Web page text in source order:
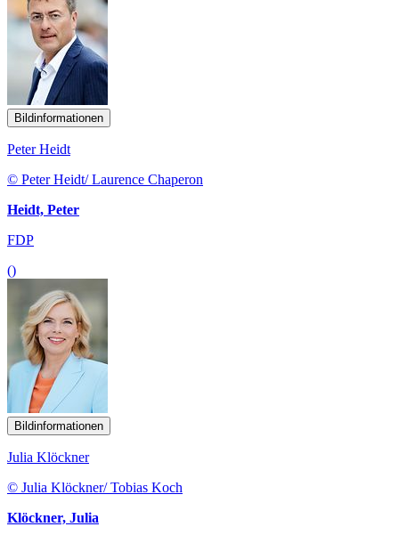
Bildinformationen
Peter Heidt
© Peter Heidt/ Laurence Chaperon
Heidt, Peter
FDP
()
Bildinformationen
Julia Klöckner
© Julia Klöckner/ Tobias Koch
Klöckner, Julia